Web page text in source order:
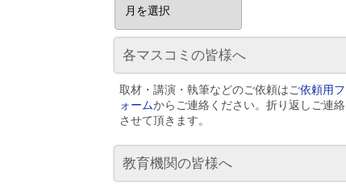
の
記各マスコミの皆様へ
取材・講演・執筆などのご依頼はご依頼用フ
ォームからご連絡ください。折り返しご連絡
させて頂きます。
教育機関の皆様へ